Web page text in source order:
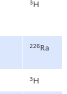
3H
226Ra
3H